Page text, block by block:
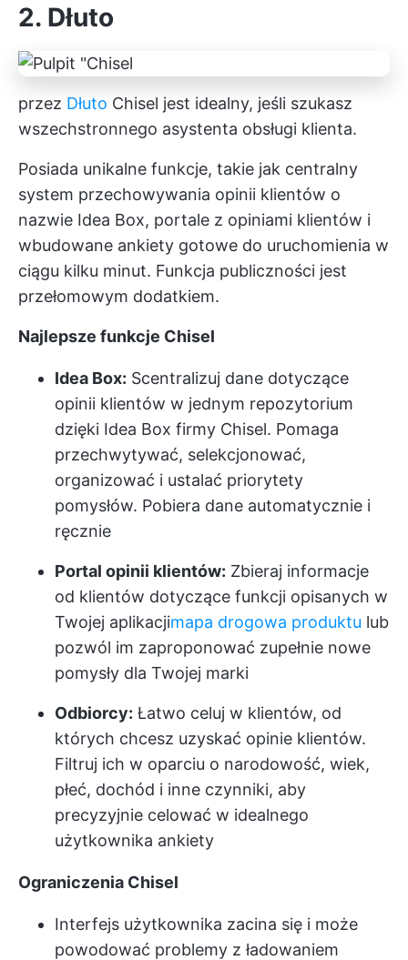
2. Dłuto
przez Dłuto Chisel jest idealny, jeśli szukasz
wszechstronnego asystenta obsługi klienta.
Posiada unikalne funkcje, takie jak centralny
system przechowywania opinii klientów o
nazwie Idea Box, portale z opiniami klientów i
wbudowane ankiety gotowe do uruchomienia w
ciągu kilku minut. Funkcja publiczności jest
przełomowym dodatkiem.
Najlepsze funkcje Chisel
Idea Box: Scentralizuj dane dotyczące
opinii klientów w jednym repozytorium
dzięki Idea Box firmy Chisel. Pomaga
przechwytywać, selekcjonować,
organizować i ustalać priorytety
pomysłów. Pobiera dane automatycznie i
ręcznie
Portal opinii klientów: Zbieraj informacje
od klientów dotyczące funkcji opisanych w
Twojej aplikacjimapa drogowa produktu lub
pozwól im zaproponować zupełnie nowe
pomysły dla Twojej marki
Odbiorcy: Łatwo celuj w klientów, od
których chcesz uzyskać opinie klientów.
Filtruj ich w oparciu o narodowość, wiek,
płeć, dochód i inne czynniki, aby
precyzyjnie celować w idealnego
użytkownika ankiety
Ograniczenia Chisel
Interfejs użytkownika zacina się i może
powodować problemy z ładowaniem